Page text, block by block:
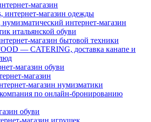
магазин
интернет-магазин одежды
интернет-магазин
итальянской обуви
магазин бытовой техники
— CATERING, доставка канапе и
магазин обуви
магазин
магазин нумизматики
по онлайн-бронированию
обуви
магазин игрушек